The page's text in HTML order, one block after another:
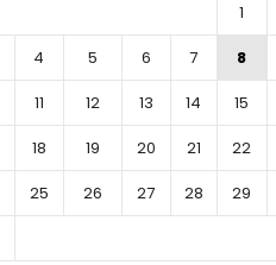
1
4 5 6 7 8
11 12 13 14 15
18 19 20 21 22
25 26 27 28 29